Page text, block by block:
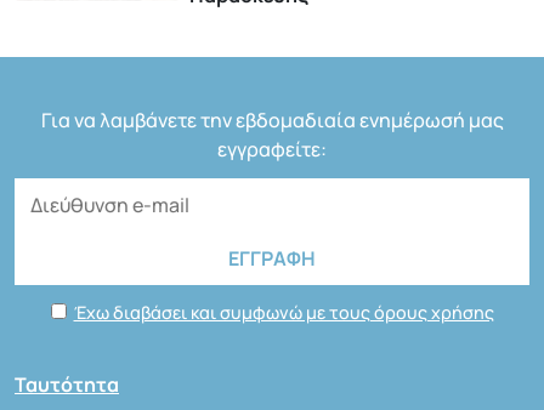
Για να λαμβάνετε την εβδομαδιαία ενημέρωσή μας
εγγραφείτε:
Έχω διαβάσει και συμφωνώ με τους όρους χρήσης
Ταυτότητα